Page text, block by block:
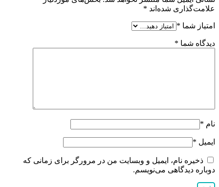
علامت‌گذاری شده‌اند *
امتیاز شما *
دیدگاه شما *
نام *
ایمیل *
ذخیره نام، ایمیل و وبسایت من در مرورگر برای زمانی که
دوباره دیدگاهی می‌نویسم.